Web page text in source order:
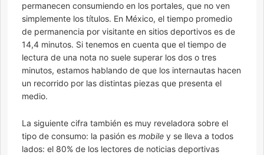
permanecen consumiendo en los portales, que no ven
simplemente los títulos. En México, el tiempo promedio
de permanencia por visitante en sitios deportivos es de
14,4 minutos. Si tenemos en cuenta que el tiempo de
lectura de una nota no suele superar los dos o tres
minutos, estamos hablando de que los internautas hacen
un recorrido por las distintas piezas que presenta el
medio.
La siguiente cifra también es muy reveladora sobre el
tipo de consumo: la pasión es mobile y se lleva a todos
lados: el 80% de los lectores de noticias deportivas